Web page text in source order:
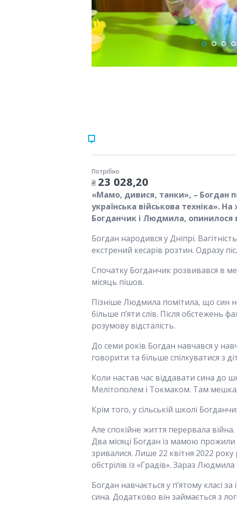
Потрібно
₴ 23 028,20
«Мамо, дивися, танки», – Богдан
українська військова техніка».
Богданчик і Людмила, опинилося
Богдан народився у Дніпрі.
екстрений кесарів розтин. Одразу
Спочатку Богданчик розвивався в
місяць пішов.
Пізніше Людмила помітила, що син
більше п’яти слів. Після обстежень
розумову відсталість.
До семи років Богдан навчався у
говорити та більше спілкуватися з
Коли настав час віддавати сина до
Мелітополем і Токмаком. Там
Крім того, у сільській школі
Але спокійне життя перервала
Два місяці Богдан із мамою
зривалися. Лише 22 квітня 2022
обстрілів із «Градів». Зараз
Богдан навчається у п’ятому класі
сина. Додатково він займається з